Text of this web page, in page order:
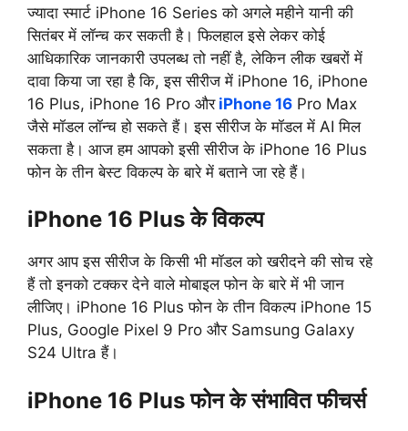
ज्यादा स्मार्ट iPhone 16 Series को अगले महीने यानी की
सितंबर में लॉन्च कर सकती है। फिलहाल इसे लेकर कोई
आधिकारिक जानकारी उपलब्ध तो नहीं है, लेकिन लीक खबरों में
दावा किया जा रहा है कि, इस सीरीज में iPhone 16, iPhone
16 Plus, iPhone 16 Pro औरiPhone 16 Pro Max
जैसे मॉडल लॉन्च हो सकते हैं। इस सीरीज के मॉडल में AI मिल
सकता है। आज हम आपको इसी सीरीज के iPhone 16 Plus
फोन के तीन बेस्ट विकल्प के बारे में बताने जा रहे हैं।
iPhone 16 Plus के विकल्प
अगर आप इस सीरीज के किसी भी मॉडल को खरीदने की सोच रहे
हैं तो इनको टक्कर देने वाले मोबाइल फोन के बारे में भी जान
लीजिए। iPhone 16 Plus फोन के तीन विकल्प iPhone 15
Plus, Google Pixel 9 Pro और Samsung Galaxy
S24 Ultra हैं।
iPhone 16 Plus फोन के संभावित फीचर्स